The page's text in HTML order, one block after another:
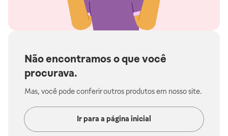
Não encontramos o que você
procurava.
Mas, você pode conferir outros produtos em nosso site.
Ir para a página inicial